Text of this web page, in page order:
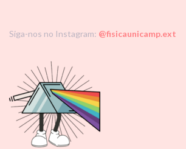
Siga-nos no Instagram: @fisicaunicamp.ext